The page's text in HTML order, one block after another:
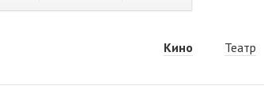
Кино Театр